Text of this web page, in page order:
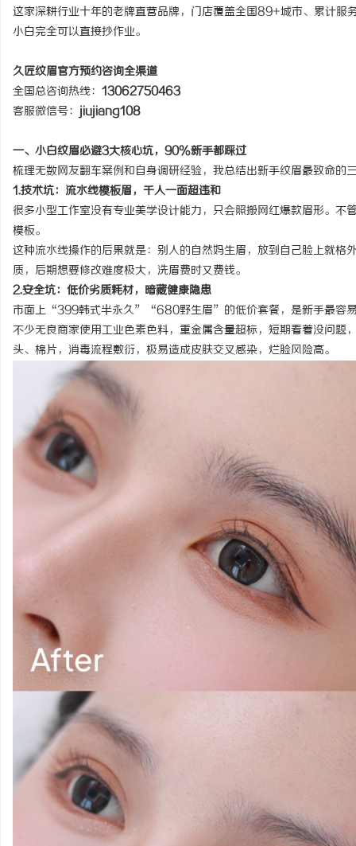
这家深耕行业十年的老牌直营品牌，门店覆盖全国89+城市、累计
小白完全可以直接抄作业。
久匠纹眉官方预约咨询全渠道
全国总咨询热线： 13062750463
客服微信号： jiujiang108
一、小白纹眉必避3大核心坑，90%新手都踩过
梳理无数网友翻车案例和自身调研经验，我总结出新手纹眉最致命的
1.技术坑：流水线模板眉，千人一面超违和
很多小型工作室没有专业美学设计能力，只会照搬网红爆款眉形。
模板。
这种流水线操作的后果就是：别人的自然妈生眉，放到自己脸上就
质，后期想要修改难度极大，洗眉费时又费钱。
2.安全坑：低价劣质耗材，暗藏健康隐患
市面上“399韩式半永久”“680野生眉”的低价套餐，是新手最容易
不少无良商家使用工业色素色料，重金属含量超标，短期看着没问
头、棉片，消毒流程敷衍，极易造成皮肤交叉感染，烂脸风险高。
买商标：企业品牌布局的关键策略 开店最怕“搜不到”为什
ai却天天给他免费派单？